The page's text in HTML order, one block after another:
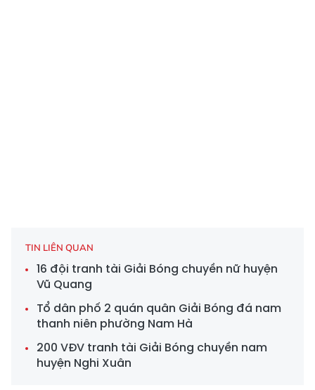
TIN LIÊN QUAN
16 đội tranh tài Giải Bóng chuyền nữ huyện
Vũ Quang
Tổ dân phố 2 quán quân Giải Bóng đá nam
thanh niên phường Nam Hà
200 VĐV tranh tài Giải Bóng chuyền nam
huyện Nghi Xuân